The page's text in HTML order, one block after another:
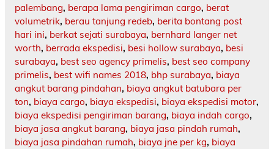
palembang, berapa lama pengiriman cargo, berat
volumetrik, berau tanjung redeb, berita bontang post
hari ini, berkat sejati surabaya, bernhard langer net
worth, berrada ekspedisi, besi hollow surabaya, besi
surabaya, best seo agency primelis, best seo company
primelis, best wifi names 2018, bhp surabaya, biaya
angkut barang pindahan, biaya angkut batubara per
ton, biaya cargo, biaya ekspedisi, biaya ekspedisi motor,
biaya ekspedisi pengiriman barang, biaya indah cargo,
biaya jasa angkut barang, biaya jasa pindah rumah,
biaya jasa pindahan rumah, biaya jne per kg, biaya